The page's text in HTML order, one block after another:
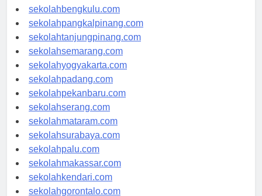
sekolahaceh.com
sekolahbengkulu.com
sekolahpangkalpinang.com
sekolahtanjungpinang.com
sekolahsemarang.com
sekolahyogyakarta.com
sekolahpadang.com
sekolahpekanbaru.com
sekolahserang.com
sekolahmataram.com
sekolahsurabaya.com
sekolahpalu.com
sekolahmakassar.com
sekolahkendari.com